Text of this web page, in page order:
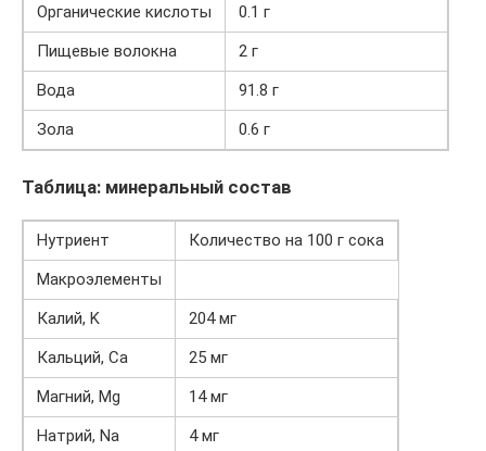
Органические кислоты
0.1 г
Пищевые волокна
2 г
Вода
91.8 г
Зола
0.6 г
Таблица: минеральный состав
Нутриент
Количество на 100 г сока
Макроэлементы
Калий, K
204 мг
Кальций, Ca
25 мг
Магний, Mg
14 мг
Натрий, Na
4 мг